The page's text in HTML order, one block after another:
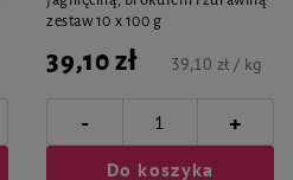
zestaw 10 x 100 g
39,10 zł 39,10 zł / kg
- +
Do koszyka